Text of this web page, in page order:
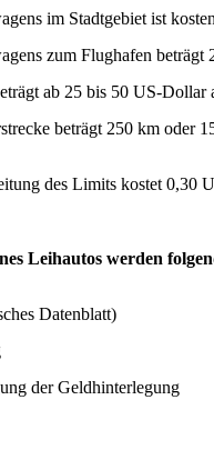
im Stadtgebiet ist
zum Flughafen beträgt
ab 25 bis 50 US-Dollar
beträgt 250 km oder
des Limits kostet 0,30
Leihautos werden
Datenblatt)
der Geldhinterlegung